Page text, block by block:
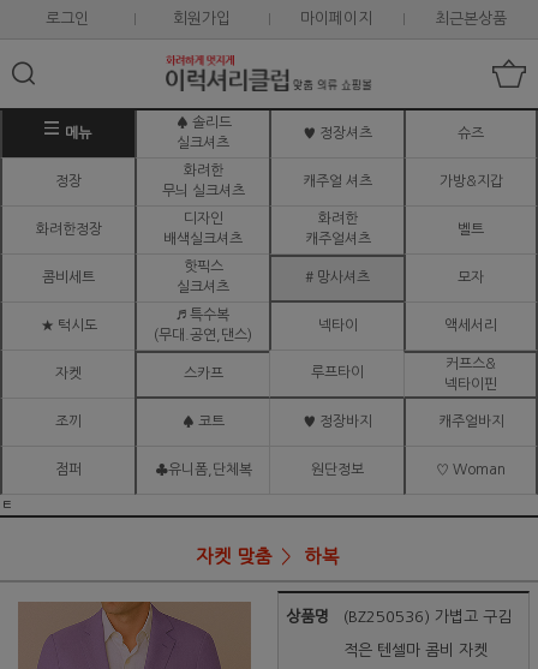
로그인 회원가입 마이페이지 최근본상품
메뉴
♠ 솔리드
실크셔츠
♥ 정장셔츠 슈즈
정장
화려한
무늬 실크셔츠
캐주얼 셔츠 가방&지갑
화려한정장
디자인
배색실크셔츠
화려한
캐주얼셔츠
벨트
콤비세트
핫픽스
실크셔츠
# 망사셔츠 모자
★ 턱시도
♬ 특수복
(무대.공연,댄스)
넥타이 액세서리
자켓 스카프 루프타이
커프스&
넥타이핀
조끼 ♠ 코트 ♥ 정장바지 캐주얼바지
점퍼 ♣유니폼,단체복 원단정보 ♡ Woman
ㅌ
자켓 맞춤 하복
상품명 (BZ250536) 가볍고 구김
적은 텐셀마 콤비 자켓